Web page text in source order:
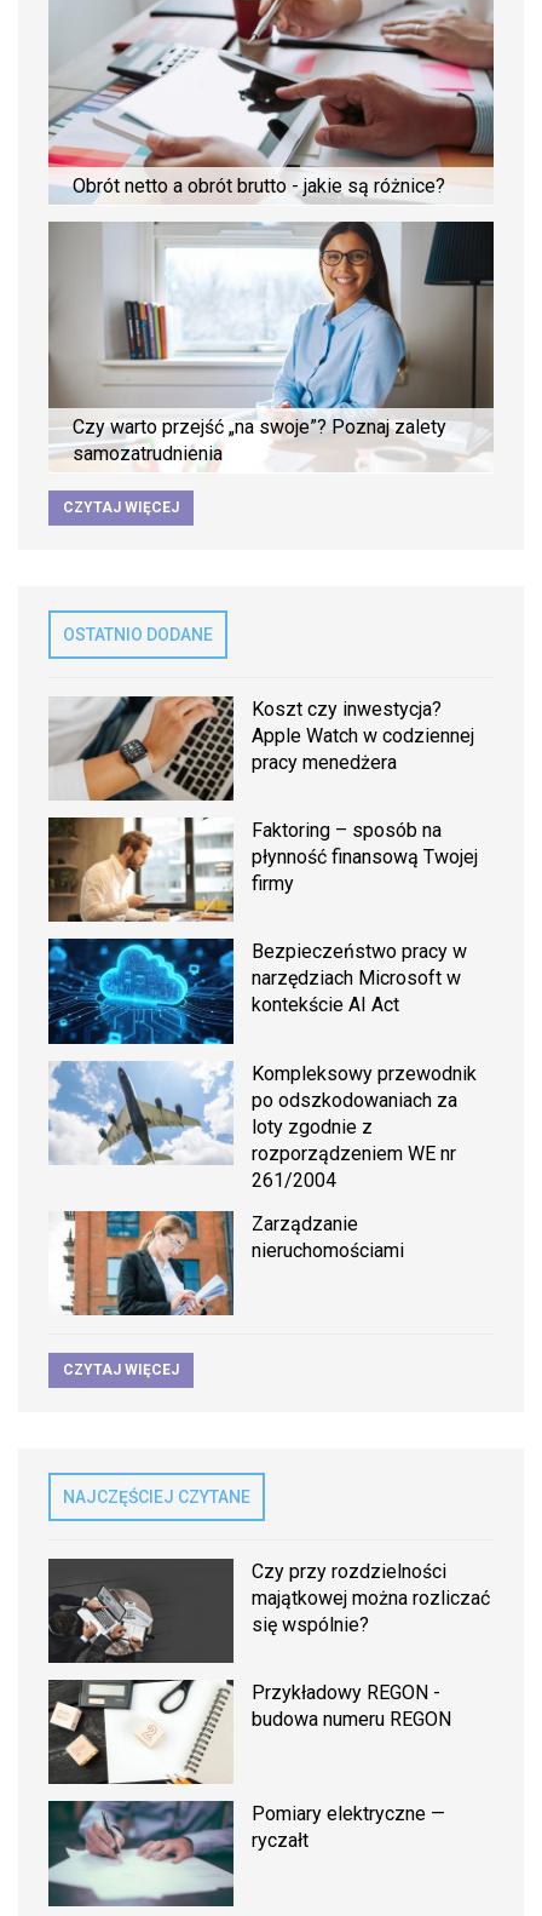
Obrót netto a obrót brutto - jakie są różnice?
Czy warto przejść „na swoje”? Poznaj zalety
samozatrudnienia
CZYTAJ WIĘCEJ
OSTATNIO DODANE
Koszt czy inwestycja?
Apple Watch w codziennej
pracy menedżera
Faktoring – sposób na
płynność finansową Twojej
firmy
Bezpieczeństwo pracy w
narzędziach Microsoft w
kontekście AI Act
Kompleksowy przewodnik
po odszkodowaniach za
loty zgodnie z
rozporządzeniem WE nr
261/2004
Zarządzanie
nieruchomościami
CZYTAJ WIĘCEJ
NAJCZĘŚCIEJ CZYTANE
Czy przy rozdzielności
majątkowej można rozliczać
się wspólnie?
Przykładowy REGON -
budowa numeru REGON
Pomiary elektryczne —
ryczałt